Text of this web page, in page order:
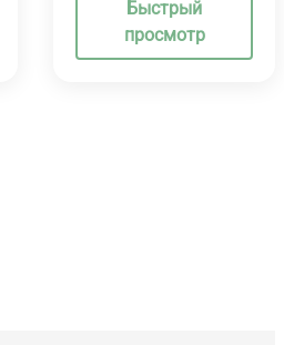
Быстрый
просмотр